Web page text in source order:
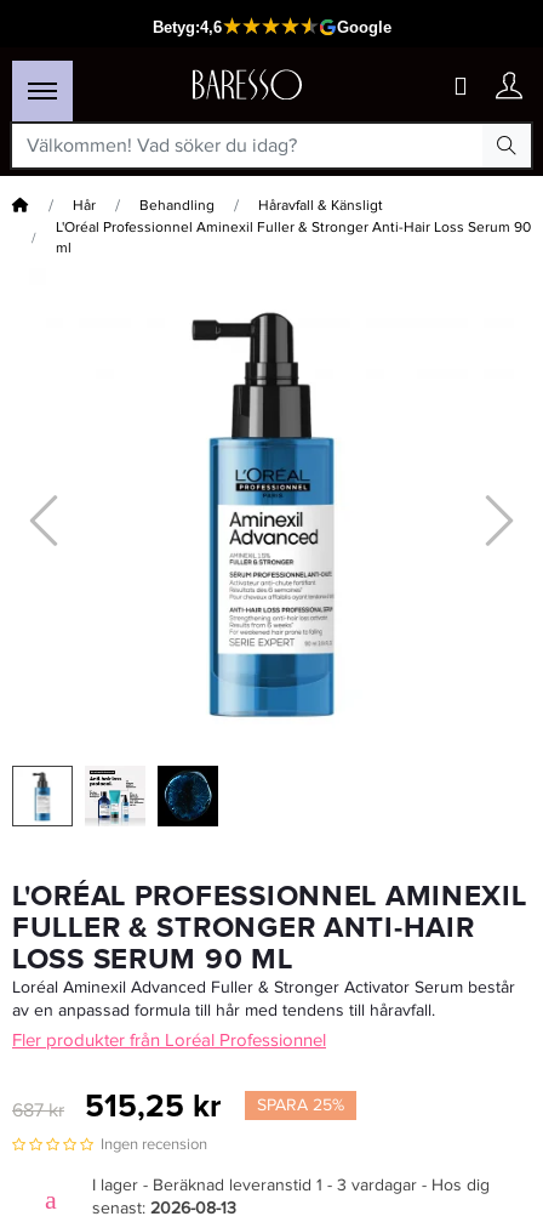
Hem Hår Behandling
Håravfall & Känsligt
L'Oréal Professionnel Aminexil Fuller & Stronger Anti-Hair Loss Serum 90
ml
Maria Nila Shaping Heat Spray 100ml
179 kr
LÄGG I VARUKORGEN
L'ORÉAL PROFESSIONNEL AMINEXIL
FULLER & STRONGER ANTI-HAIR
LOSS SERUM 90 ML
Loréal Aminexil Advanced Fuller & Stronger Activator Serum består
av en anpassad formula till hår med tendens till håravfall.
Fler produkter från Loréal Professionnel
687 kr 515,25 kr SPARA 25%
Ingen recension
I lager - Beräknad leveranstid 1 - 3 vardagar - Hos dig
senast: 2026-08-13